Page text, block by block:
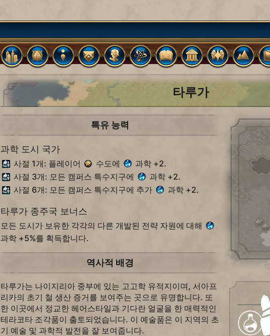
타루가
특유 능력
과학 도시 국가
사절 1개: 플레이어 수도에
과학 +2.
사절 3개: 모든 캠퍼스 특수지구에
과학 +2.
사절 6개: 모든 캠퍼스 특수지구에 추가
과학 +2.
타루가 종주국 보너스
모든 도시가 보유한 각각의 다른 개발된 전략 자원에 대해
과학 +5%를 획득합니다.
역사적 배경
타루가는 나이지리아 중부에 있는 고고학 유적지이며, 서아프
리카의 초기 철 생산 증거를 보여주는 곳으로 유명합니다. 또
한 이곳에서 정교한 헤어스타일과 기다란 얼굴을 한 매력적인
테라코타 조각품이 출토되었습니다. 이 예술품은 이 지역의 초
기 예술 및 과학적 발전을 잘 보여줍니다.